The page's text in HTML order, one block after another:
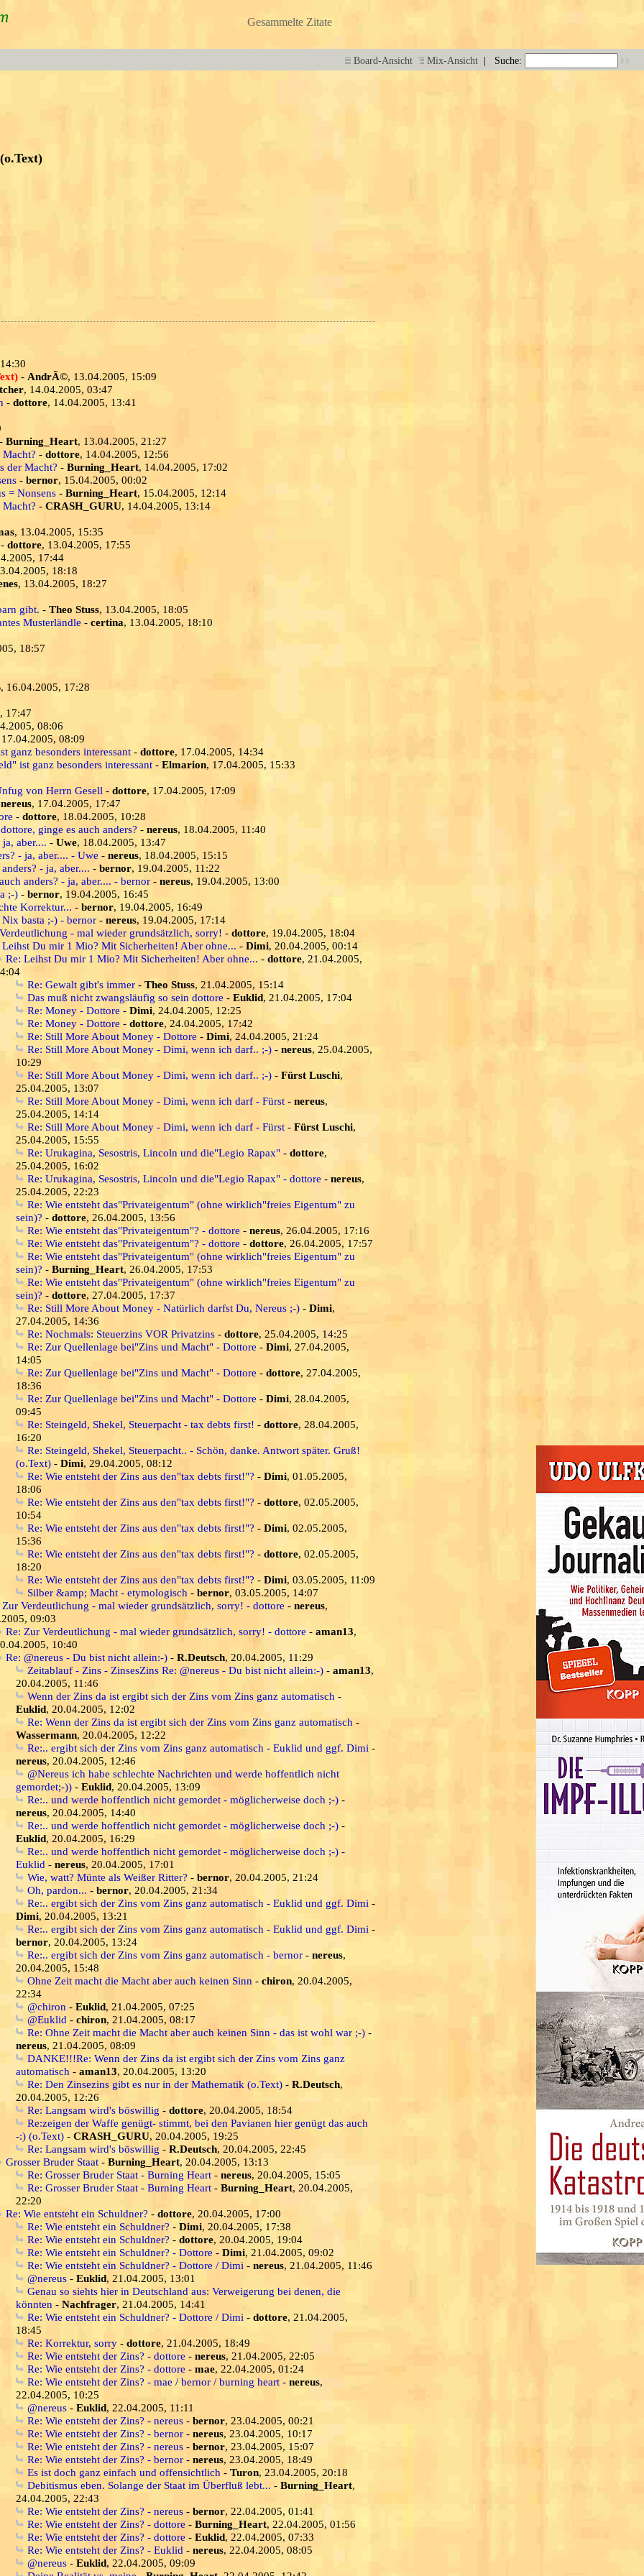
Gesammelte Zitate
Board-Ansicht Mix-Ansicht | Suche:
- AndrÃ©, 13.04.2005, 15:09
, 14.04.2005, 03:47
- dottore, 14.04.2005, 13:41
Burning_Heart, 13.04.2005, 21:27
Macht? - dottore, 14.04.2005, 12:56
der Macht? - Burning_Heart, 14.04.2005, 17:02
- bernor, 15.04.2005, 00:02
= Nonsens - Burning_Heart, 15.04.2005, 12:14
Macht? - CRASH_GURU, 14.04.2005, 13:14
, 13.04.2005, 15:35
dottore, 13.04.2005, 17:55
17:44
18:18
, 13.04.2005, 18:27
gibt. - Theo Stuss, 13.04.2005, 18:05
Musterländle - certina, 13.04.2005, 18:10
18:57
, 16.04.2005, 17:28
17:47
08:06
08:09
ganz besonders interessant - dottore, 17.04.2005, 14:34
ist ganz besonders interessant - Elmarion, 17.04.2005, 15:33
von Herrn Gesell - dottore, 17.04.2005, 17:09
nereus, 17.04.2005, 17:47
- dottore, 18.04.2005, 10:28
ginge es auch anders? - nereus, 18.04.2005, 11:40
aber.... - Uwe, 18.04.2005, 13:47
- ja, aber.... - Uwe - nereus, 18.04.2005, 15:15
- ja, aber.... - bernor, 19.04.2005, 11:22
anders? - ja, aber.... - bernor - nereus, 19.04.2005, 13:00
;-) - bernor, 19.04.2005, 16:45
Korrektur... - bernor, 19.04.2005, 16:49
Nix basta ;-) - bernor - nereus, 19.04.2005, 17:14
- mal wieder grundsätzlich, sorry! - dottore, 19.04.2005, 18:04
Leihst Du mir 1 Mio? Mit Sicherheiten! Aber ohne... - Dimi, 20.04.2005, 00:14
Re: Leihst Du mir 1 Mio? Mit Sicherheiten! Aber ohne... - dottore, 21.04.2005,
Re: Gewalt gibt's immer - Theo Stuss, 21.04.2005, 15:14
Das muß nicht zwangsläufig so sein dottore - Euklid, 21.04.2005, 17:04
Re: Money - Dottore - Dimi, 24.04.2005, 12:25
Re: Money - Dottore - dottore, 24.04.2005, 17:42
Re: Still More About Money - Dottore - Dimi, 24.04.2005, 21:24
Re: Still More About Money - Dimi, wenn ich darf.. ;-) - nereus, 25.04.2005,
10:29
Re: Still More About Money - Dimi, wenn ich darf.. ;-) - Fürst Luschi,
25.04.2005, 13:07
Re: Still More About Money - Dimi, wenn ich darf - Fürst - nereus,
25.04.2005, 14:14
Re: Still More About Money - Dimi, wenn ich darf - Fürst - Fürst Luschi,
25.04.2005, 15:55
Re: Urukagina, Sesostris, Lincoln und die"Legio Rapax" - dottore,
25.04.2005, 16:02
Re: Urukagina, Sesostris, Lincoln und die"Legio Rapax" - dottore - nereus,
25.04.2005, 22:23
Re: Wie entsteht das"Privateigentum" (ohne wirklich"freies Eigentum" zu
sein)? - dottore, 26.04.2005, 13:56
Re: Wie entsteht das"Privateigentum"? - dottore - nereus, 26.04.2005, 17:16
Re: Wie entsteht das"Privateigentum"? - dottore - dottore, 26.04.2005, 17:57
Re: Wie entsteht das"Privateigentum" (ohne wirklich"freies Eigentum" zu
sein)? - Burning_Heart, 26.04.2005, 17:53
Re: Wie entsteht das"Privateigentum" (ohne wirklich"freies Eigentum" zu
sein)? - dottore, 27.04.2005, 17:37
Re: Still More About Money - Natürlich darfst Du, Nereus ;-) - Dimi,
27.04.2005, 14:36
Re: Nochmals: Steuerzins VOR Privatzins - dottore, 25.04.2005, 14:25
Re: Zur Quellenlage bei"Zins und Macht" - Dottore - Dimi, 27.04.2005,
14:05
Re: Zur Quellenlage bei"Zins und Macht" - Dottore - dottore, 27.04.2005,
18:36
Re: Zur Quellenlage bei"Zins und Macht" - Dottore - Dimi, 28.04.2005,
09:45
Re: Steingeld, Shekel, Steuerpacht - tax debts first! - dottore, 28.04.2005,
16:20
Re: Steingeld, Shekel, Steuerpacht.. - Schön, danke. Antwort später. Gruß!
(o.Text) - Dimi, 29.04.2005, 08:12
Re: Wie entsteht der Zins aus den"tax debts first!"? - Dimi, 01.05.2005,
18:06
Re: Wie entsteht der Zins aus den"tax debts first!"? - dottore, 02.05.2005,
10:54
Re: Wie entsteht der Zins aus den"tax debts first!"? - Dimi, 02.05.2005,
15:36
Re: Wie entsteht der Zins aus den"tax debts first!"? - dottore, 02.05.2005,
18:20
Re: Wie entsteht der Zins aus den"tax debts first!"? - Dimi, 03.05.2005, 11:09
Silber &amp; Macht - etymologisch - bernor, 03.05.2005, 14:07
Zur Verdeutlichung - mal wieder grundsätzlich, sorry! - dottore - nereus,
09:03
Re: Zur Verdeutlichung - mal wieder grundsätzlich, sorry! - dottore - aman13,
10:40
Re: @nereus - Du bist nicht allein:-) - R.Deutsch, 20.04.2005, 11:29
Zeitablauf - Zins - ZinsesZins Re: @nereus - Du bist nicht allein:-) - aman13,
20.04.2005, 11:46
Wenn der Zins da ist ergibt sich der Zins vom Zins ganz automatisch -
Euklid, 20.04.2005, 12:02
Re: Wenn der Zins da ist ergibt sich der Zins vom Zins ganz automatisch -
Wassermann, 20.04.2005, 12:22
Re:.. ergibt sich der Zins vom Zins ganz automatisch - Euklid und ggf. Dimi -
nereus, 20.04.2005, 12:46
@Nereus ich habe schlechte Nachrichten und werde hoffentlich nicht
gemordet;-)) - Euklid, 20.04.2005, 13:09
Re:.. und werde hoffentlich nicht gemordet - möglicherweise doch ;-) -
nereus, 20.04.2005, 14:40
Re:.. und werde hoffentlich nicht gemordet - möglicherweise doch ;-) -
Euklid, 20.04.2005, 16:29
Re:.. und werde hoffentlich nicht gemordet - möglicherweise doch ;-) -
Euklid - nereus, 20.04.2005, 17:01
Wie, watt? Münte als Weißer Ritter? - bernor, 20.04.2005, 21:24
Oh, pardon... - bernor, 20.04.2005, 21:34
Re:.. ergibt sich der Zins vom Zins ganz automatisch - Euklid und ggf. Dimi -
Dimi, 20.04.2005, 13:21
Re:.. ergibt sich der Zins vom Zins ganz automatisch - Euklid und ggf. Dimi -
bernor, 20.04.2005, 13:24
Re:.. ergibt sich der Zins vom Zins ganz automatisch - bernor - nereus,
20.04.2005, 15:48
Ohne Zeit macht die Macht aber auch keinen Sinn - chiron, 20.04.2005,
22:34
@chiron - Euklid, 21.04.2005, 07:25
@Euklid - chiron, 21.04.2005, 08:17
Re: Ohne Zeit macht die Macht aber auch keinen Sinn - das ist wohl war ;-) -
nereus, 21.04.2005, 08:09
DANKE!!!Re: Wenn der Zins da ist ergibt sich der Zins vom Zins ganz
automatisch - aman13, 20.04.2005, 13:20
Re: Den Zinsezins gibt es nur in der Mathematik (o.Text) - R.Deutsch,
20.04.2005, 12:26
Re: Langsam wird's böswillig - dottore, 20.04.2005, 18:54
Re:zeigen der Waffe genügt- stimmt, bei den Pavianen hier genügt das auch
-:) (o.Text) - CRASH_GURU, 20.04.2005, 19:25
Re: Langsam wird's böswillig - R.Deutsch, 20.04.2005, 22:45
Grosser Bruder Staat - Burning_Heart, 20.04.2005, 13:13
Re: Grosser Bruder Staat - Burning Heart - nereus, 20.04.2005, 15:05
Re: Grosser Bruder Staat - Burning Heart - Burning_Heart, 20.04.2005,
22:20
Re: Wie entsteht ein Schuldner? - dottore, 20.04.2005, 17:00
Re: Wie entsteht ein Schuldner? - Dimi, 20.04.2005, 17:38
Re: Wie entsteht ein Schuldner? - dottore, 20.04.2005, 19:04
Re: Wie entsteht ein Schuldner? - Dottore - Dimi, 21.04.2005, 09:02
Re: Wie entsteht ein Schuldner? - Dottore / Dimi - nereus, 21.04.2005, 11:46
@nereus - Euklid, 21.04.2005, 13:01
Genau so siehts hier in Deutschland aus: Verweigerung bei denen, die
könnten - Nachfrager, 21.04.2005, 14:41
Re: Wie entsteht ein Schuldner? - Dottore / Dimi - dottore, 21.04.2005,
18:45
Re: Korrektur, sorry - dottore, 21.04.2005, 18:49
Re: Wie entsteht der Zins? - dottore - nereus, 21.04.2005, 22:05
Re: Wie entsteht der Zins? - dottore - mae, 22.04.2005, 01:24
Re: Wie entsteht der Zins? - mae / bernor / burning heart - nereus,
22.04.2005, 10:25
@nereus - Euklid, 22.04.2005, 11:11
Re: Wie entsteht der Zins? - nereus - bernor, 23.04.2005, 00:21
Re: Wie entsteht der Zins? - bernor - nereus, 23.04.2005, 10:17
Re: Wie entsteht der Zins? - nereus - bernor, 23.04.2005, 15:07
Re: Wie entsteht der Zins? - bernor - nereus, 23.04.2005, 18:49
Es ist doch ganz einfach und offensichtlich - Turon, 23.04.2005, 20:18
Debitismus eben. Solange der Staat im Überfluß lebt... - Burning_Heart,
24.04.2005, 22:43
Re: Wie entsteht der Zins? - nereus - bernor, 22.04.2005, 01:41
Re: Wie entsteht der Zins? - dottore - Burning_Heart, 22.04.2005, 01:56
Re: Wie entsteht der Zins? - dottore - Euklid, 22.04.2005, 07:33
Re: Wie entsteht der Zins? - Euklid - nereus, 22.04.2005, 08:05
@nereus - Euklid, 22.04.2005, 09:09